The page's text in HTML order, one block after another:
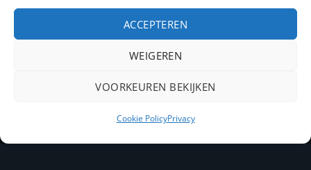
ACCEPTEREN
WEIGEREN
VOORKEUREN BEKIJKEN
Cookie PolicyPrivacy
PayPal IDeal
Bancontact
Joomlapartner Internetbureau